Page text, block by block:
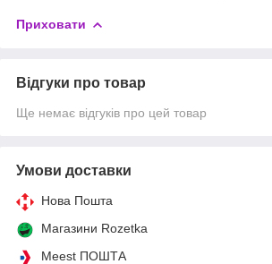
Приховати
Відгуки про товар
Ще немає відгуків про цей товар
Умови доставки
Нова Пошта
Магазини Rozetka
Meest ПОШТА